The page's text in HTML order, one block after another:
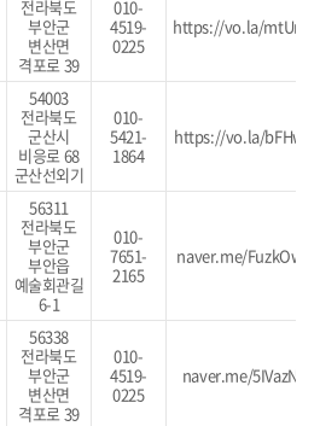
전라북도
부안군
변산면
격포로 39
010-
4519-
0225
https://vo.la/
54003
전라북도
군산시
비응로 68
군산선외기
010-
5421-
1864
https://vo.la/
56311
전라북도
부안군
부안읍
예술회관길
6-1
010-
7651-
2165
naver.me/FuzkOwb6
56338
전라북도
부안군
변산면
격포로 39
010-
4519-
0225
naver.me/5IVazNxS